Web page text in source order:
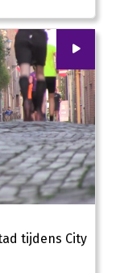
00 : 00
tijdens City